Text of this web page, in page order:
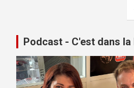
Podcast - C'est dans la